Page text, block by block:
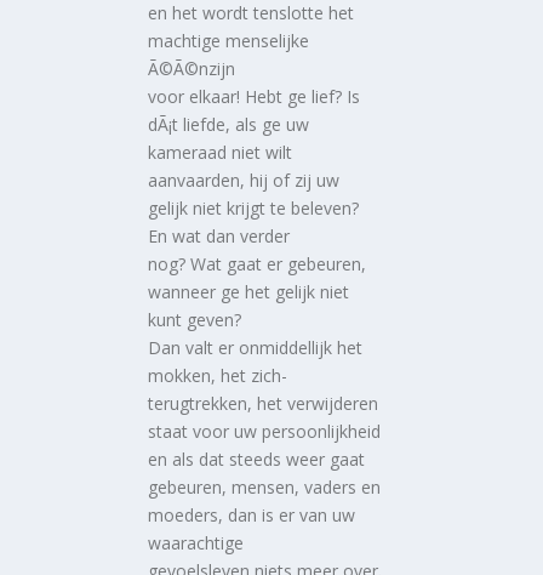
en het wordt tenslotte het
machtige menselijke
Ã©Ã©nzijn
voor elkaar! Hebt ge lief? Is
dÃ¡t liefde, als ge uw
kameraad niet wilt
aanvaarden, hij of zij uw
gelijk niet krijgt te beleven?
En wat dan verder
nog? Wat gaat er gebeuren,
wanneer ge het gelijk niet
kunt geven?
Dan valt er onmiddellijk het
mokken, het zich-
terugtrekken, het verwijderen
staat voor uw persoonlijkheid
en als dat steeds weer gaat
gebeuren, mensen, vaders en
moeders, dan is er van uw
waarachtige